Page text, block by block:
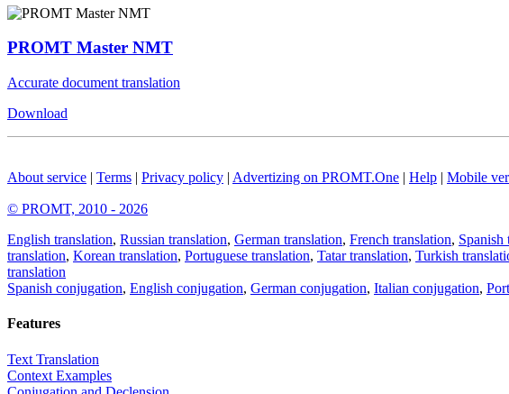
PROMT Master NMT
Accurate document translation
Download
About service | Terms | Privacy policy | Advertizing on PROMT.One | Help | Mobile
© PROMT, 2010 - 2026
English translation, Russian translation, German translation, French translation, Spanish
translation, Korean translation, Portuguese translation, Tatar translation, Turkish
translation
Spanish conjugation, English conjugation, German conjugation, Italian conjugation,
Features
Text Translation
Context Examples